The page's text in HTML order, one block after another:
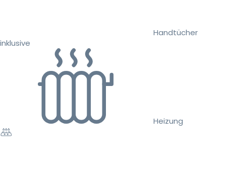
Handtücher
inklusive
Heizung